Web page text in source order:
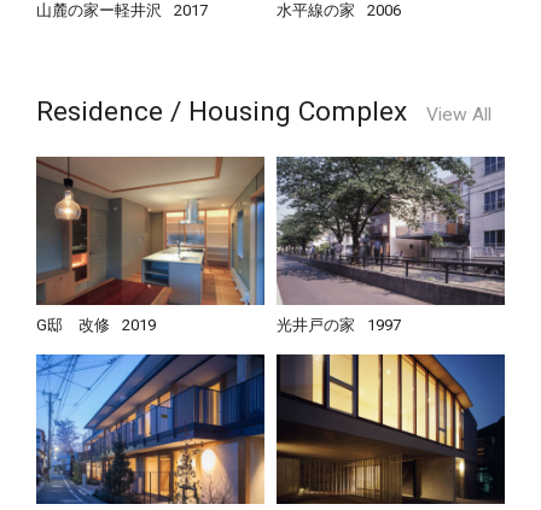
山麓の家ー軽井沢 2017 水平線の家 2006
Residence / Housing Complex View All
G邸 改修 2019 光井戸の家 1997